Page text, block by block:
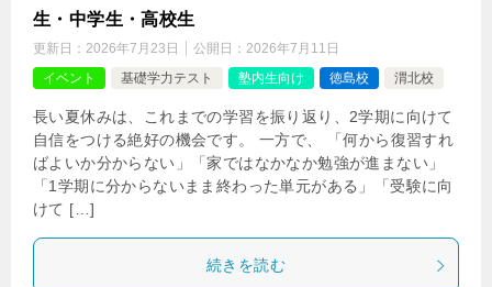
生・中学生・高校生
更新日： 2026年7月23日 公開日： 2026年7月11日
イベント
基礎学力テスト 塾内生向け 徳島校 渭北校
長い夏休みは、これまでの学習を振り返り、2学期に向けて
自信をつける絶好の機会です。 一方で、 「何から復習すれ
ばよいか分からない」「家ではなかなか勉強が進まない」
「1学期に分からないまま終わった単元がある」「受験に向
けて […]
続きを読む